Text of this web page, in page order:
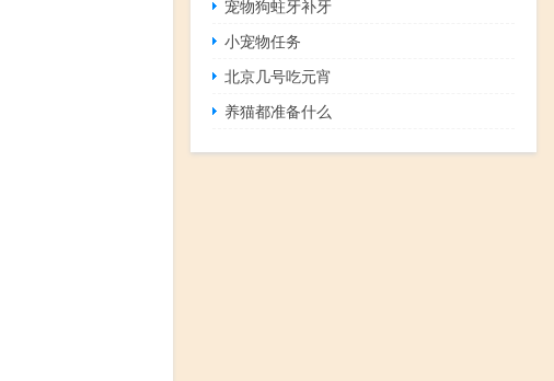
宠物狗蛀牙补牙
小宠物任务
北京几号吃元宵
养猫都准备什么